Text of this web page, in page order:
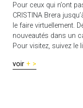
Pour ceux qui n’ont
CRISTINA Brera
le faire virtuellement.
nouveautés dans un
Pour visitez, suivez le
voir